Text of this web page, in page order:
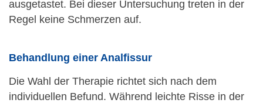
ausgetastet. Bei dieser Untersuchung treten in der
Regel keine Schmerzen auf.
Behandlung einer Analfissur
Die Wahl der Therapie richtet sich nach dem
individuellen Befund. Während leichte Risse in der